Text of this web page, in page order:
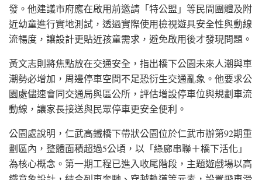
發。他建議市府應在啟用前邀請「特公盟」等民間團體及附
近幼童進行實地測試，透過實際使用檢視遊具安全性與動線
流暢度，讓設計更貼近孩童需求，避免啟用後才發現問題。
黃文志則將焦點放在交通安全，指出橋下公園未來人潮與車
潮勢必增加，周邊停車空間不足恐衍生交通亂象。他要求公
園處儘速會同交通局與區公所，評估增設停車位與規劃車流
動線，讓家長接送與民眾停車更安全便利。
公園處說明，仁武高鐵橋下帶狀公園位於仁武市辦第92期重
劃區內，整體面積超過5公頃，以「綠廊串聯＋橋下活化」
為核心概念。第一期工程已進入收尾階段，主題遊戲場以高